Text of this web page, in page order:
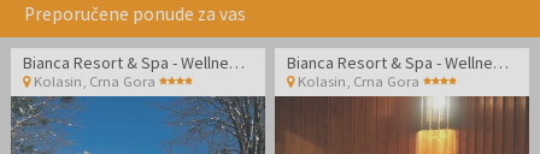
Preporučene ponude za vas
Bianca Resort & Spa - Wellness odmor udvoje u planinskoj oazi
Kolasin Crna Gora
Bianca Resort & Spa - Wellness odmor udvoje u planinskoj oazi
Kolasin Crna Gora